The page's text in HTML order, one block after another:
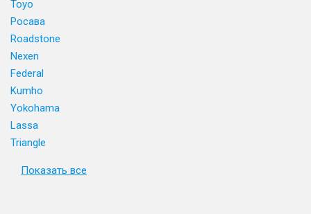
Toyo
Росава
Roadstone
Nexen
Federal
Kumho
Yokohama
Lassa
Triangle
Показать все